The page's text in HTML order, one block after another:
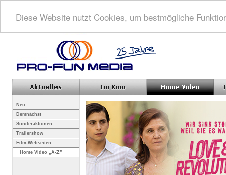
Diese Website nutzt Cookies, um bestmögliche
Neu
Demnächst
Sonderaktionen
Trailershow
Film-Webseiten
Home Video „A-Z”